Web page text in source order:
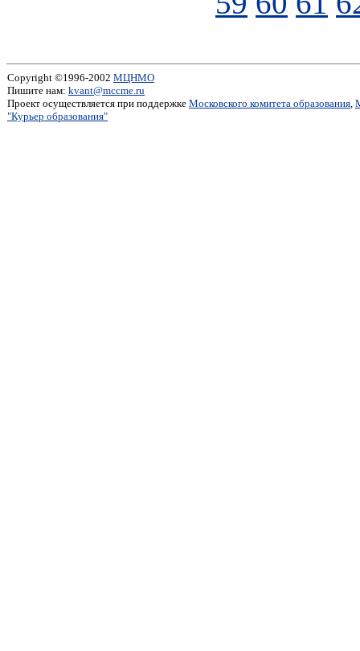
Copyright ©1996-2002 МЦНМО
Пишите нам: kvant@mccme.ru
Проект осуществляется при поддержке Московского комитета образования,
"Курьер образования"